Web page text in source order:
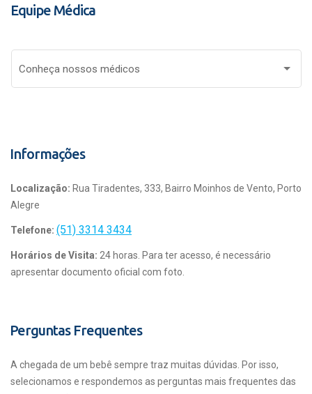
Equipe Médica
Conheça nossos médicos
Informações
Localização: Rua Tiradentes, 333, Bairro Moinhos de Vento, Porto
Alegre
Telefone: (51) 3314 3434
Horários de Visita: 24 horas. Para ter acesso, é necessário
apresentar documento oficial com foto.
Perguntas Frequentes
A chegada de um bebê sempre traz muitas dúvidas. Por isso,
selecionamos e respondemos as perguntas mais frequentes das